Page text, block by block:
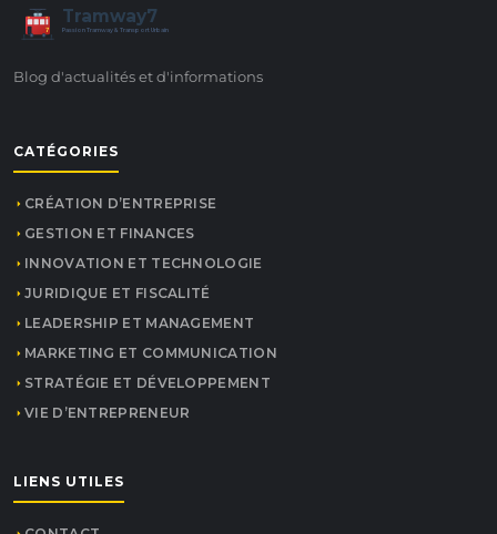
7
Tramway7
Passion Tramway & Transport Urbain
Blog d'actualités et d'informations
CATÉGORIES
CRÉATION D’ENTREPRISE
GESTION ET FINANCES
INNOVATION ET TECHNOLOGIE
JURIDIQUE ET FISCALITÉ
LEADERSHIP ET MANAGEMENT
MARKETING ET COMMUNICATION
STRATÉGIE ET DÉVELOPPEMENT
VIE D’ENTREPRENEUR
LIENS UTILES